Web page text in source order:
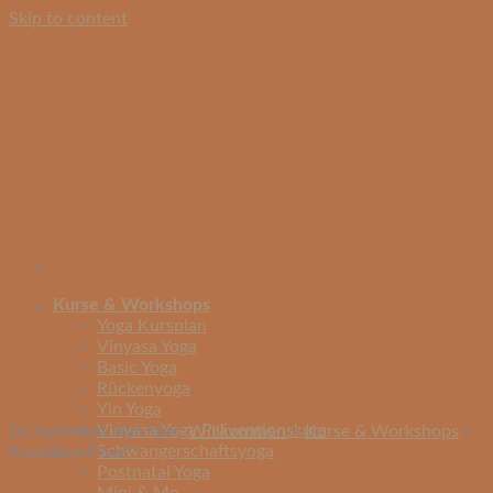
Skip to content
Kurse & Workshops
Yoga Kursplan
Vinyasa Yoga
Basic Yoga
Rückenyoga
Yin Yoga
Vinyasa Yoga Präventionskurs
Schwangerschaftsyoga
Postnatal Yoga
Du befindest dich hier:Willkommen>Kurse & Workshops >
Kundalini Flow**